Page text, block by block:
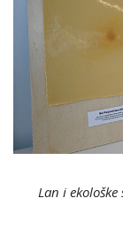
Lan i